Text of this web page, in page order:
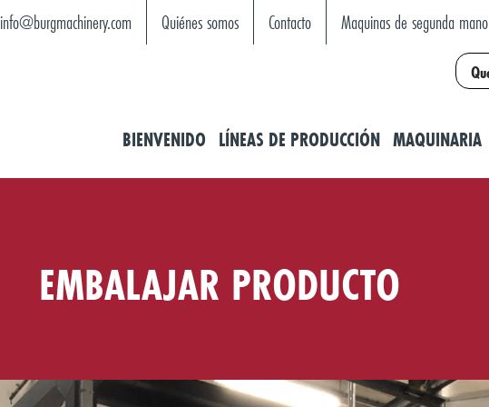
info@burgmachinery.com Quiénes somos Contacto Maquinas de segunda mano
BIENVENIDO LÍNEAS DE PRODUCCIÓN MAQUINARIA
EMBALAJAR PRODUCTO